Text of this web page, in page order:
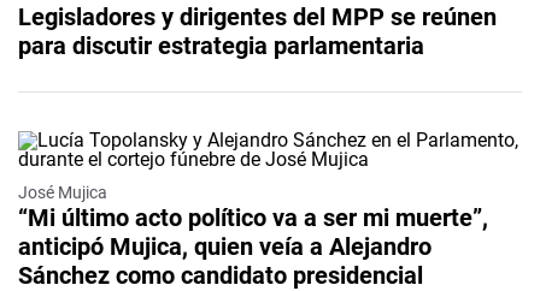
Legisladores y dirigentes del MPP se reúnen
para discutir estrategia parlamentaria
José Mujica
“Mi último acto político va a ser mi muerte”,
anticipó Mujica, quien veía a Alejandro
Sánchez como candidato presidencial